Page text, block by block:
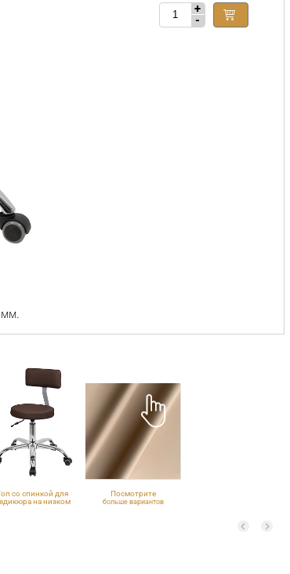
+
-
со спинкой для
на низком
Посмотрите
больше вариантов